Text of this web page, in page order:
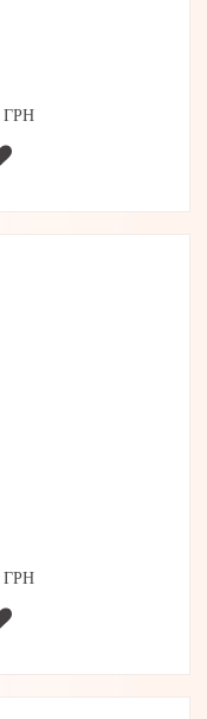
ГРН
ГРН